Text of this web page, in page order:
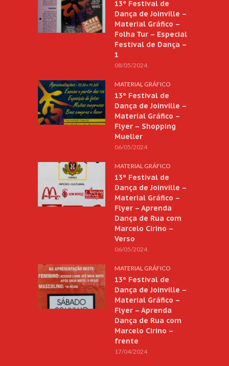
13º Festival de
Dança de Joinville –
Material Gráfico –
Folha Tur – Especial
Festival de Dança –
1
08/05/2024
MATERIAL GRÁFICO
13º Festival de
Dança de Joinville –
Material Gráfico –
Flyer – Shopping
Mueller
06/05/2024
MATERIAL GRÁFICO
13º Festival de
Dança de Joinville –
Material Gráfico –
Flyer – Aprenda
Dança de Rua com
Marcelo Cirino –
Verso
06/05/2024
MATERIAL GRÁFICO
13º Festival de
Dança de Joinville –
Material Gráfico –
Flyer – Aprenda
Dança de Rua com
Marcelo Cirino –
frente
17/04/2024